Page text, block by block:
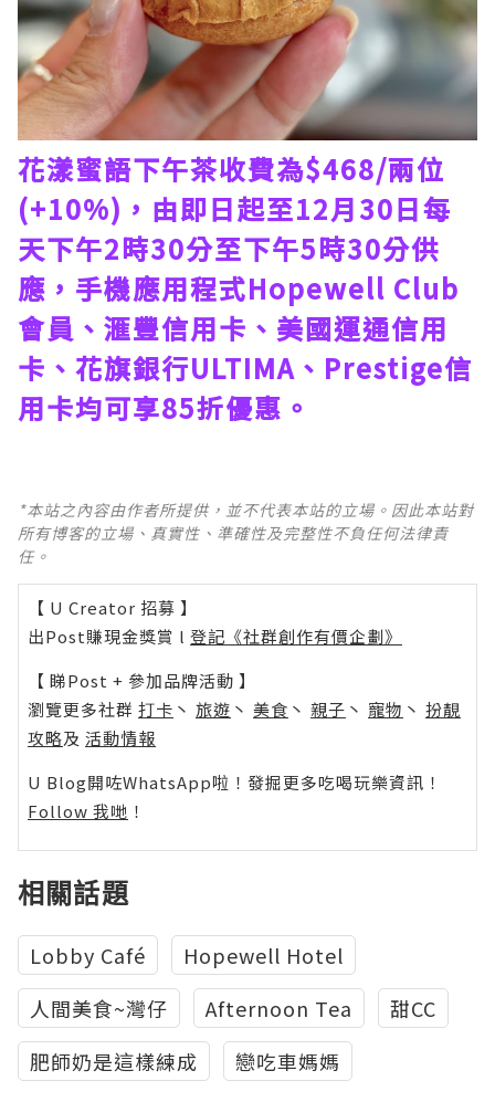
花漾蜜語下午茶收費為$468/兩位
(+10%)，由即日起至12月30日每
天下午2時30分至下午5時30分供
應，手機應用程式Hopewell Club
會員、滙豐信用卡、美國運通信用
卡、花旗銀行ULTIMA、Prestige信
用卡均可享85折優惠。
*本站之內容由作者所提供，並不代表本站的立場。因此本站對
所有博客的立場、真實性、準確性及完整性不負任何法律責
任。
【 U Creator 招募 】
出Post賺現金獎賞 l 登記《社群創作有價企劃》
【 睇Post + 參加品牌活動 】
瀏覽更多社群 打卡 丶 旅遊 丶 美食 丶 親子 丶 寵物 丶 扮靚
攻略及 活動情報
U Blog開咗WhatsApp啦！發掘更多吃喝玩樂資訊！
Follow 我哋 ！
相關話題
Lobby Café
Hopewell Hotel
人間美食~灣仔
Afternoon Tea
甜CC
肥師奶是這樣練成
戀吃車媽媽